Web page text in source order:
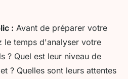
: Avant de préparer votre
le temps d'analyser votre
? Quel est leur niveau de
? Quelles sont leurs attentes